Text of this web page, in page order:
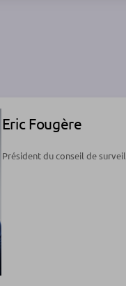
Eric Fougère
Président du conseil de